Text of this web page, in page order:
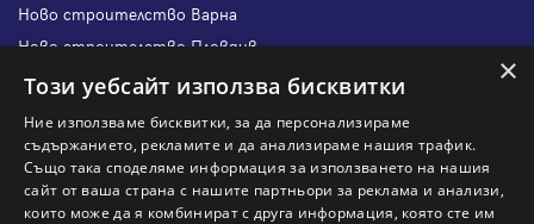
Ново строителство Варна
Ново строителство Пловдив
Ново строителство Бургас
Защо да отдам имот с Адрес?
Наши офиси
Кариери
×
Този уебсайт използва бисквитки
Ние използваме бисквитки, за да персонализираме
съдържанието, рекламите и да анализираме нашия трафик.
Също така споделяме информация за използването на нашия
сайт от ваша страна с нашите партньори за реклама и анализи,
които може да я комбинират с друга информация, която сте им